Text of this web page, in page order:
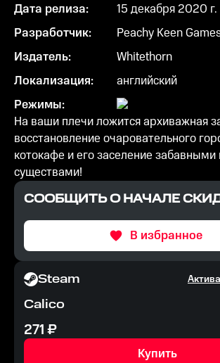
Дата релиза:
15 декабря 2020 г.
Разработчик:
Peachy Keen
Издатель:
Whitethorn
Локализация:
английский
Режимы:
На ваши плечи ложится архиважная
восстановление очаровательного
котокафе и его заселение
существами!
СООБЩИТЬ О НАЧАЛЕ
В избранное
Steam
Calico
271₽
Купить